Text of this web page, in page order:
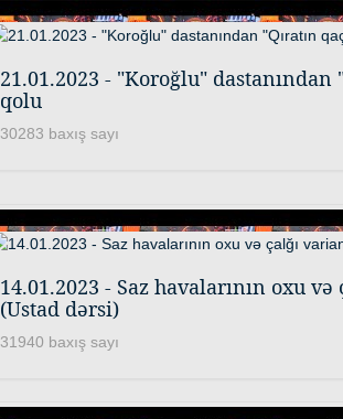
21.01.2023 - "Koroğlu" dastanından
qolu
30283 baxış sayı
14.01.2023 - Saz havalarının oxu
(Ustad dərsi)
31940 baxış sayı